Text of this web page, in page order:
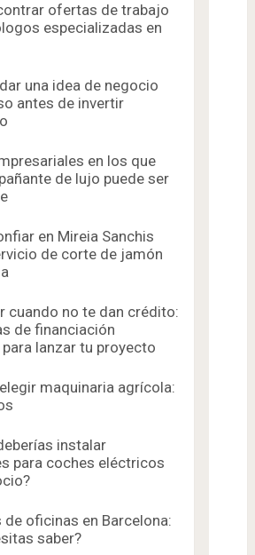
ofertas de trabajo
especializadas en
una idea de negocio
antes de invertir
en los que
de lujo puede ser
en Mireia Sanchis
de corte de jamón
cuando no te dan crédito:
de financiación
lanzar tu proyecto
maquinaria agrícola:
instalar
para coches eléctricos
de oficinas en Barcelona:
saber?